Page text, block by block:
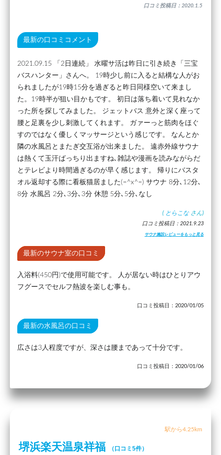
口コミ投稿日：2020.1.5
最新の口コミコメント
2021.09.15 「2日連続」 水曜サ活は昨日に引き続き「三宝
バスハンター」さんへ。 19時少し前に入ると結構な人がお
られましたが19時15分を過ぎると昨日同様空いて来まし
た。19時半が狙い目かもです。 初日は落ち着いて見れなか
った所を探してみました。 ジェットバス 意外と深く座って
腰と足裏を少し刺激してくれます。 ガァーっと筋肉をほぐ
すのではなく優しくマッサージという感じです。 なんとか
隣の水風呂とまたぎ交互浴が出来ました。 遠赤外線サウナ
は熱くて玉汗ばっちり出ますね､雑誌や漫画を読みながらだ
とテレビより時間過ぎるのが早く感じます。 帰りにバスタ
オル返却する際に看板猫居ました(=^x^=) サウナ 8分､12分､
8分 水風呂 2分､3分､3分 休憩 5分､5分､なし
( とらこな さん)
口コミ投稿日：2021.9.23
サウナ施設レビューをもっと見る
最新のサウナ室の口コミ
入浴料(450円)で使用可能です。 人が居ない時はひとりアウ
フグースでセルフ熱波を楽しむ事も。
口コミ投稿日：2020/01/05
最新の水風呂の口コミ
広さは3人程度ですが、深さは腰まであって十分です。
口コミ投稿日：2020/01/06
駅から4.25km
堺浜楽天温泉祥福 （口コミ5件）